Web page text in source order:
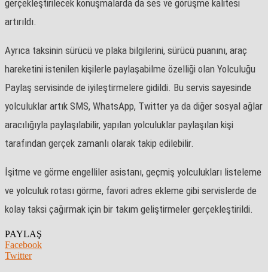
gerçekleştirilecek konuşmalarda da ses ve görüşme kalitesi
artırıldı.
Ayrıca taksinin sürücü ve plaka bilgilerini, sürücü puanını, araç
hareketini istenilen kişilerle paylaşabilme özelliği olan Yolculuğu
Paylaş servisinde de iyileştirmelere gidildi. Bu servis sayesinde
yolculuklar artık SMS, WhatsApp, Twitter ya da diğer sosyal ağlar
aracılığıyla paylaşılabilir, yapılan yolculuklar paylaşılan kişi
tarafından gerçek zamanlı olarak takip edilebilir.
İşitme ve görme engelliler asistanı, geçmiş yolculukları listeleme
ve yolculuk rotası görme, favori adres ekleme gibi servislerde de
kolay taksi çağırmak için bir takım geliştirmeler gerçekleştirildi.
PAYLAŞ
Facebook
Twitter